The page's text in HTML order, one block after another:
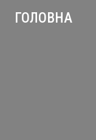
ГОЛОВНА